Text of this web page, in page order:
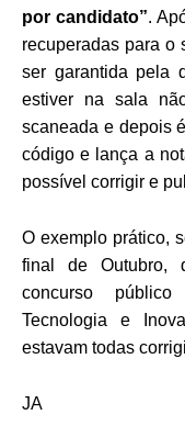
por candidato”.
recuperadas para o
ser garantida pela
estiver na sala
scaneada e depois
código e lança a
possível corrigir e
O exemplo prático,
final de Outubro,
concurso
Tecnologia e
estavam todas
JA